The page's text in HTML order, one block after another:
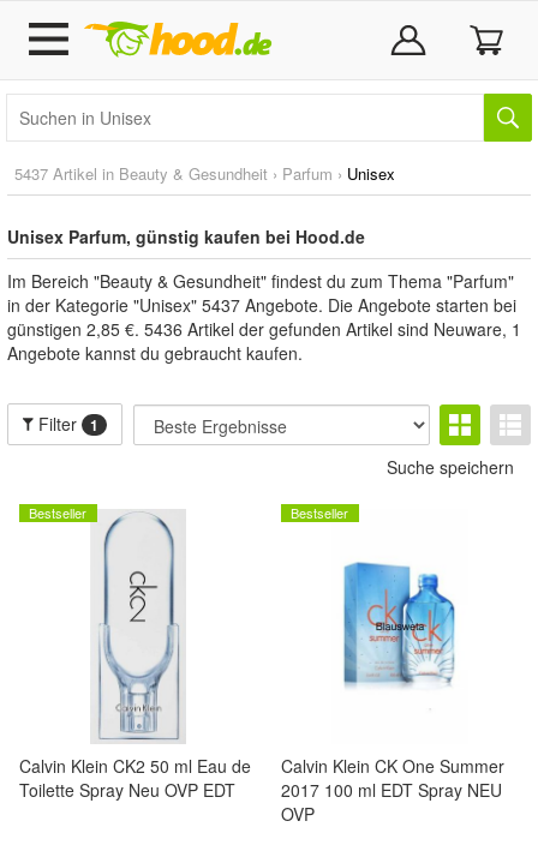
5437 Artikel in Beauty & Gesundheit › Parfum › Unisex
Unisex Parfum, günstig kaufen bei Hood.de
Im Bereich "Beauty & Gesundheit" findest du zum Thema "Parfum"
in der Kategorie "Unisex" 5437 Angebote. Die Angebote starten bei
günstigen 2,85 €. 5436 Artikel der gefunden Artikel sind Neuware, 1
Angebote kannst du gebraucht kaufen.
Filter 1
Suche speichern
Bestseller
Calvin Klein CK2 50 ml Eau de
Toilette Spray Neu OVP EDT
Bestseller
Calvin Klein CK One Summer
2017 100 ml EDT Spray NEU
OVP